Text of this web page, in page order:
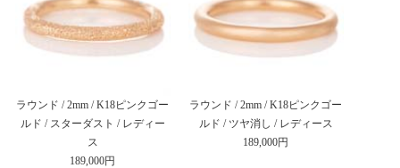
ラウンド / 2mm / K18ピンクゴー
ルド / スターダスト / レディー
ス
189,000円
ラウンド / 2mm / K18ピンクゴー
ルド / ツヤ消し / レディース
189,000円